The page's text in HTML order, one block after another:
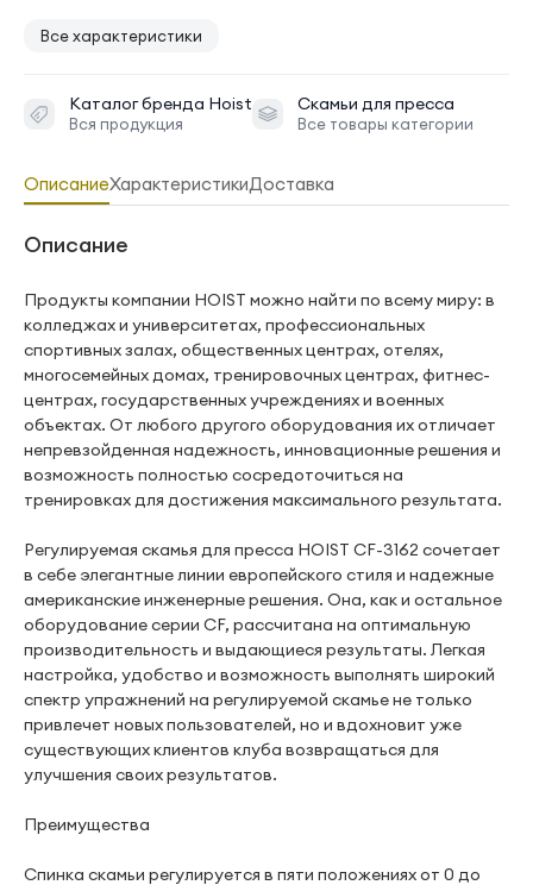
Все характеристики
Каталог бренда Hoist
Вся продукция
Скамьи для пресса
Все товары категории
ОписаниеХарактеристикиДоставка
Описание
Продукты компании HOIST можно найти по всему миру: в
колледжах и университетах, профессиональных
спортивных залах, общественных центрах, отелях,
многосемейных домах, тренировочных центрах, фитнес-
центрах, государственных учреждениях и военных
объектах. От любого другого оборудования их отличает
непревзойденная надежность, инновационные решения и
возможность полностью сосредоточиться на
тренировках для достижения максимального результата.
Регулируемая скамья для пресса HOIST CF-3162 сочетает
в себе элегантные линии европейского стиля и надежные
американские инженерные решения. Она, как и остальное
оборудование серии CF, рассчитана на оптимальную
производительность и выдающиеся результаты. Легкая
настройка, удобство и возможность выполнять широкий
спектр упражнений на регулируемой скамье не только
привлечет новых пользователей, но и вдохновит уже
существующих клиентов клуба возвращаться для
улучшения своих результатов.
Преимущества
Спинка скамьи регулируется в пяти положениях от 0 до